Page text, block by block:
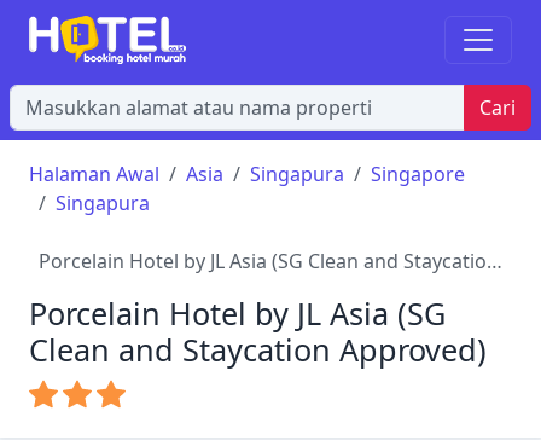
Cari
Halaman Awal Asia Singapura
Singapore
Singapura
Porcelain Hotel by JL Asia (SG Clean and Staycation
Porcelain Hotel by JL Asia (SG
Clean and Staycation Approved)